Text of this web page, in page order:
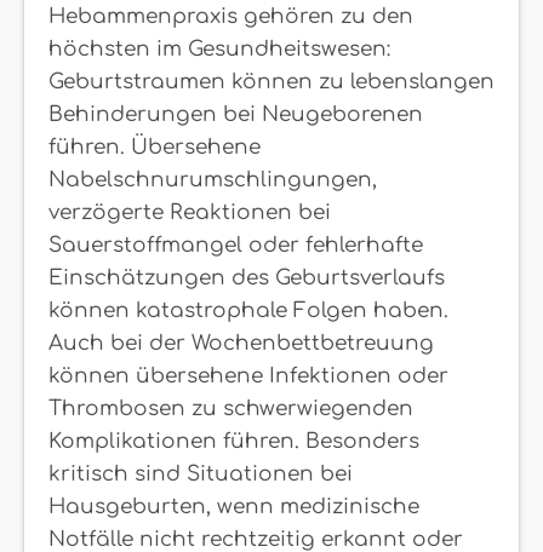
Hebammenpraxis gehören zu den
höchsten im Gesundheitswesen:
Geburtstraumen können zu lebenslangen
Behinderungen bei Neugeborenen
führen. Übersehene
Nabelschnurumschlingungen,
verzögerte Reaktionen bei
Sauerstoffmangel oder fehlerhafte
Einschätzungen des Geburtsverlaufs
können katastrophale Folgen haben.
Auch bei der Wochenbettbetreuung
können übersehene Infektionen oder
Thrombosen zu schwerwiegenden
Komplikationen führen. Besonders
kritisch sind Situationen bei
Hausgeburten, wenn medizinische
Notfälle nicht rechtzeitig erkannt oder